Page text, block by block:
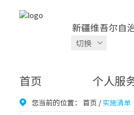
新疆维吾尔自
切换
首页 个人服
您当前的位置： 首页 /实施清单